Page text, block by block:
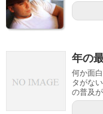
年の
何か面
タがな
の普及